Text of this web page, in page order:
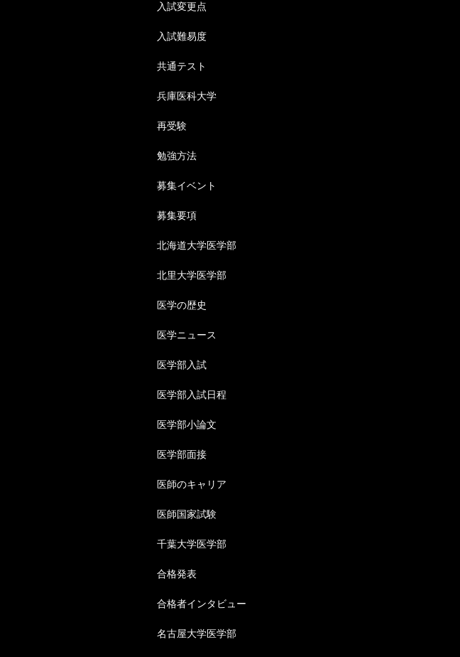
入試変更点
入試難易度
共通テスト
兵庫医科大学
再受験
勉強方法
募集イベント
募集要項
北海道大学医学部
北里大学医学部
医学の歴史
医学ニュース
医学部入試
医学部入試日程
医学部小論文
医学部面接
医師のキャリア
医師国家試験
千葉大学医学部
合格発表
合格者インタビュー
名古屋大学医学部